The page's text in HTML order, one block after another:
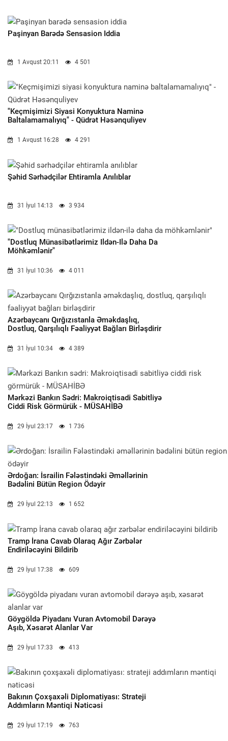
Paşinyan Barədə Sensasion Iddia
1 Avqust 20:11 4 501
"Keçmişimizi Siyasi Konyuktura Naminə
Baltalamamalıyıq" - Qüdrət Həsənquliyev
1 Avqust 16:28 4 291
Şəhid Sərhədçilər Ehtiramla Anılıblar
31 İyul 14:13 3 934
"Dostluq Münasibətlərimiz Ildən-Ilə Daha Da
Möhkəmlənir"
31 İyul 10:36 4 011
Azərbaycanı Qırğızıstanla Əməkdaşlıq,
Dostluq, Qarşılıqlı Fəaliyyət Bağları Birləşdirir
31 İyul 10:34 4 389
Mərkəzi Bankın Sədri: Makroiqtisadi Sabitliyə
Ciddi Risk Görmürük - MÜSAHİBƏ
29 İyul 23:17 1 736
Ərdoğan: İsrailin Fələstindəki Əməllərinin
Bədəlini Bütün Region Ödəyir
29 İyul 22:13 1 652
Tramp İrana Cavab Olaraq Ağır Zərbələr
Endiriləcəyini Bildirib
29 İyul 17:38 609
Göygöldə Piyadanı Vuran Avtomobil Dərəyə
Aşıb, Xəsarət Alanlar Var
29 İyul 17:33 413
Bakının Çoxşaxəli Diplomatiyası: Strateji
Addımların Məntiqi Nəticəsi
29 İyul 17:19 763